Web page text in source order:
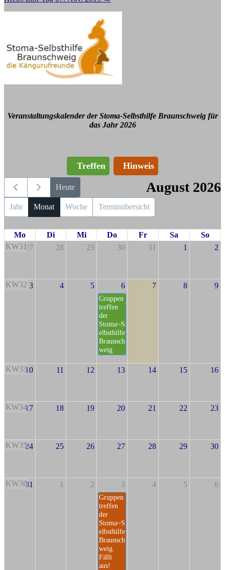
Veranstaltungskalender der Stoma-Selbsthilfe Braunschweig für
das Jahr 2026
Treffen Hinweis
Heute August 2026
Jahr Monat Woche Terminübersicht
Mo Di Mi Do Fr Sa
So
KW3127 28 29 30 31 1 2
KW32 3 4 5 6
Gruppen
treffen
der
Stoma~S
elbsthilfe
Braunsch
weig
7 8 9
KW3310 11 12 13 14 15 16
KW3417 18 19 20 21 22 23
KW3524 25 26 27 28 29 30
KW3631 1 2 3
Gruppen
treffen
der
Stoma~S
elbsthilfe
Braunsch
weig.
Fällt
aus!
4 5 6